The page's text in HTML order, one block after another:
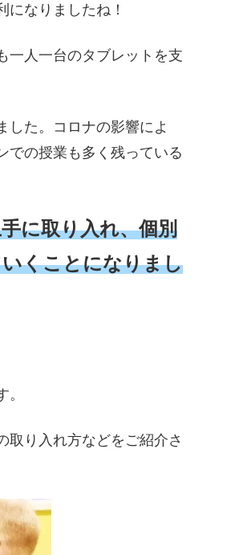
なりましたね！
一人一台のタブレットを支
した。コロナの影響によ
での授業も多く残っている
に取り入れ、個別
くことになりまし
取り入れ方などをご紹介さ